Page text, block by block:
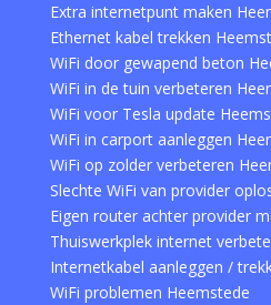
Extra internetpunt maken
Ethernet kabel trekken
WiFi door gewapend beton
WiFi in de tuin verbeteren
WiFi voor Tesla update
WiFi in carport aanleggen
WiFi op zolder verbeteren
Slechte WiFi van provider
Eigen router achter provider
Thuiswerkplek internet
Internetkabel aanleggen /
WiFi problemen Heemstede